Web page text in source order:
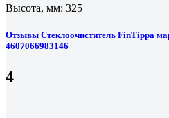
Высота, мм: 325
Отзывы Стеклоочиститель FinTippa
4607066983146
4